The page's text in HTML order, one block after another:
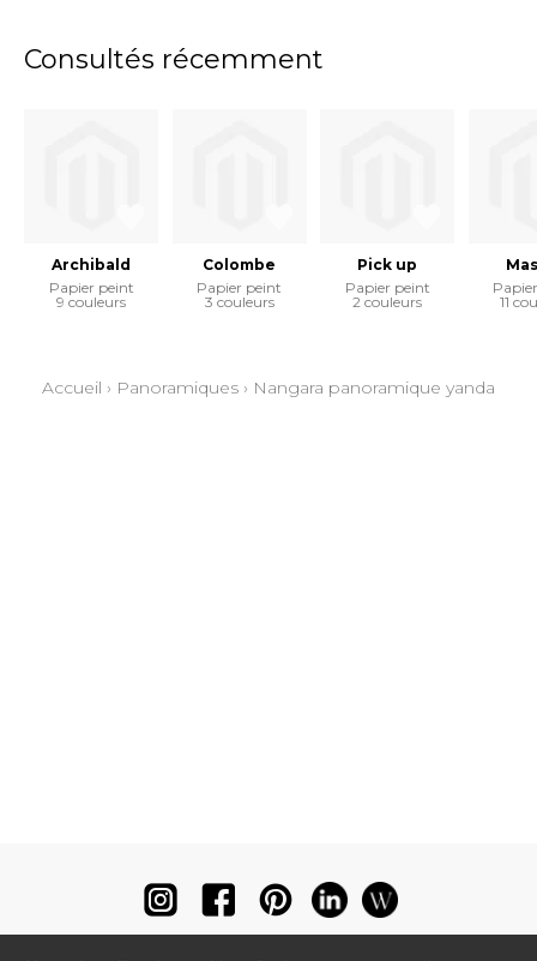
Consultés récemment
Archibald
Papier peint
9 couleurs
Colombe
Papier peint
3 couleurs
Pick up
Papier peint
2 couleurs
11
Accueil › Panoramiques › Nangara panoramique yanda